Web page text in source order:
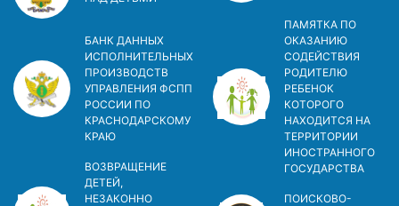
БАНК ДАННЫХ
ИСПОЛНИТЕЛЬНЫХ
ПРОИЗВОДСТВ
УПРАВЛЕНИЯ ФСПП
РОССИИ ПО
КРАСНОДАРСКОМУ
КРАЮ
ВОЗВРАЩЕНИЕ
ДЕТЕЙ,
НЕЗАКОННО
ПАМЯТКА ПО
ОКАЗАНИЮ
СОДЕЙСТВИЯ
РОДИТЕЛЮ
РЕБЕНОК
КОТОРОГО
НАХОДИТСЯ НА
ТЕРРИТОРИИ
ИНОСТРАННОГО
ГОСУДАРСТВА
ПОИСКОВО-